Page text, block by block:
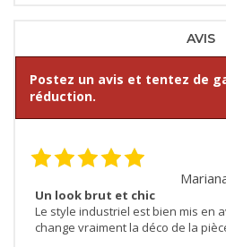
AVIS
Postez un avis et tentez de
réduction.
Un look brut et chic
Le style industriel est bien mis en
change vraiment la déco de la